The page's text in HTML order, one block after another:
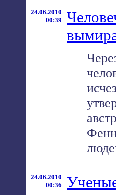
24.06.2010
00:39
24.06.2010
00:36